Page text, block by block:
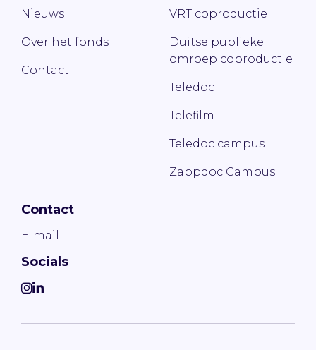
Nieuws
Over het fonds
Contact
VRT coproductie
Duitse publieke
omroep coproductie
Teledoc
Telefilm
Teledoc campus
Zappdoc Campus
Contact
E-mail
Socials